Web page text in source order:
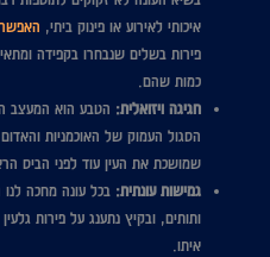
איכותי לאירוע או פינוק ביתי,
פירות בשלים שנבחרו בקפידה
כמות שהם.
חגיגה ויזואלית: הטבע הוא המעצב
הסגול העמוק של האוכמניות
שמושכת את העין עוד לפני הביס
גמישות עונתית: בכל עונה מחכה
ותותים, ובקיץ נתענג על פירות
איתו.